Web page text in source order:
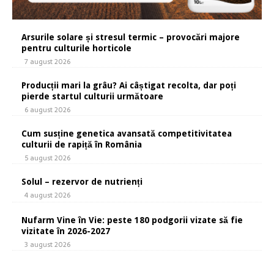
Arsurile solare și stresul termic – provocări majore
pentru culturile horticole
7 august 2026
Producții mari la grâu? Ai câștigat recolta, dar poți
pierde startul culturii următoare
6 august 2026
Cum susține genetica avansată competitivitatea
culturii de rapiță în România
5 august 2026
Solul – rezervor de nutrienți
4 august 2026
Nufarm Vine în Vie: peste 180 podgorii vizate să fie
vizitate în 2026-2027
3 august 2026